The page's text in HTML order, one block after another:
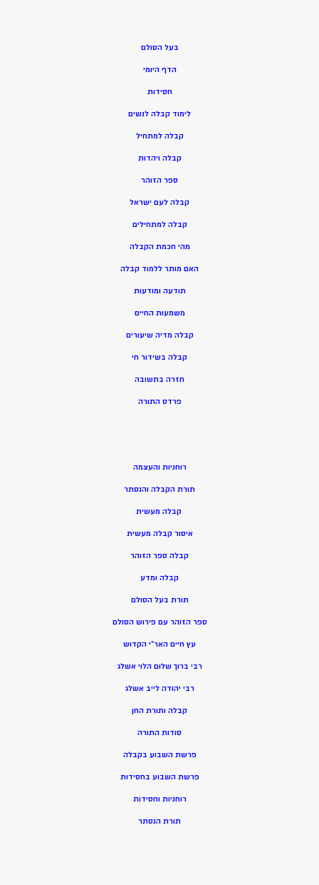
בעל הסולם
הדף היומי
חסידות
לימוד קבלה לנשים
קבלה למתחיל
קבלה ויהדות
ספר הזוהר
קבלה לעם ישראל
קבלה למתחילים
מהי חכמת הקבלה
האם מותר ללמוד קבלה
תודעה ומודעות
משמעות החיים
קבלה מדיה שיעורים
קבלה בשידור חי
חזרה בתשובה
פרדס התורה
רוחניות והעצמה
תורת הקבלה והנסתר
קבלה מעשית
איסור קבלה מעשית
קבלה ספר הזוהר
קבלה ומדע
תורת בעל הסולם
ספר הזוהר עם פירוש הסולם
עץ חיים האר”י הקדוש
רבי ברוך שלום הלוי אשלג
רבי יהודה לייב אשלג
קבלה ותורת החן
סודות התורה
פרשת השבוע בקבלה
פרשת השבוע בחסידות
רוחניות וחסידות
תורת הנסתר